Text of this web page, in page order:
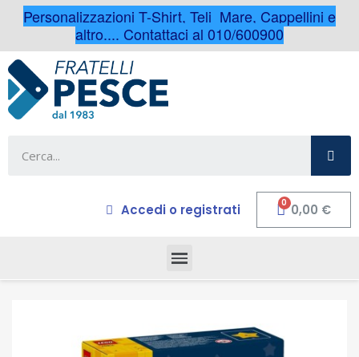
Personalizzazioni T-Shirt, Teli Mare, Cappellini e
altro.... Contattaci al 010/600900
Accedi o registrati 0,00 €